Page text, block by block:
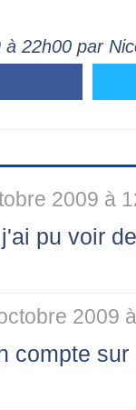
22h00 par
2009 à
pu voir
2009
compte